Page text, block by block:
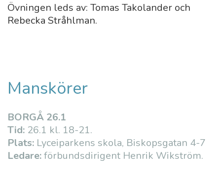
Övningen leds av: Tomas Takolander och
Rebecka Stråhlman.
Manskörer
BORGÅ 26.1
Tid: 26.1 kl. 18-21.
Plats: Lyceiparkens skola, Biskopsgatan 4-7
Ledare:förbundsdirigent Henrik Wikström.